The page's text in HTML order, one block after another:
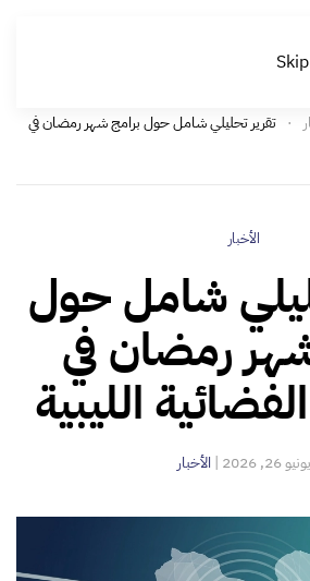
تقرير تحليلي شامل حول برامج شهر رمضان في
الأخبار
شامل حول
رمضان في
الليبية
يونيو 26, 2026 | الأخبار